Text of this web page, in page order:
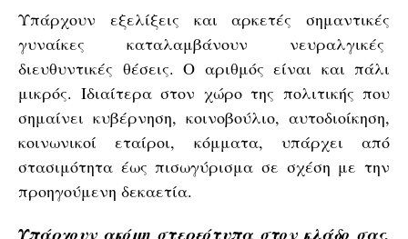
Υπάρχουν εξελίξεις και αρκετές σημαντικές
γυναίκες καταλαμβάνουν νευραλγικές
διευθυντικές θέσεις. Ο αριθμός είναι και πάλι
μικρός. Ιδιαίτερα στον χώρο της πολιτικής που
σημαίνει κυβέρνηση, κοινοβούλιο, αυτοδιοίκηση,
κοινωνικοί εταίροι, κόμματα, υπάρχει από
στασιμότητα έως πισωγύρισμα σε σχέση με την
προηγούμενη δεκαετία.
Υπάρχουν ακόμη στερεότυπα στον κλάδο σας,